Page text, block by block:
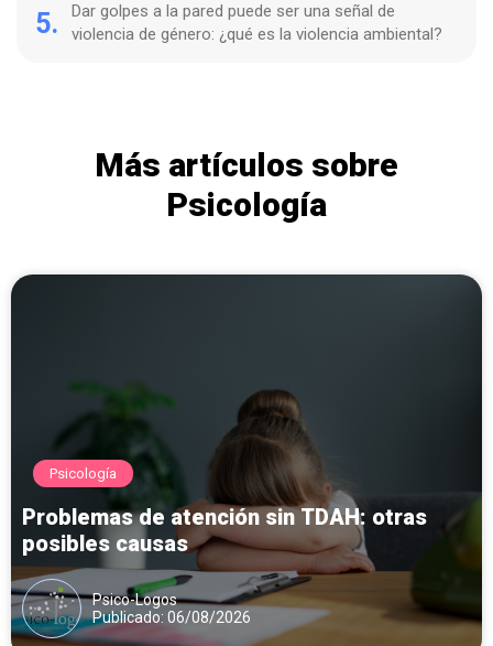
5.
Dar golpes a la pared puede ser una señal de
violencia de género: ¿qué es la violencia ambiental?
Más artículos sobre
Psicología
Psicología
Problemas de atención sin TDAH: otras
posibles causas
Psico-Logos
Publicado: 06/08/2026